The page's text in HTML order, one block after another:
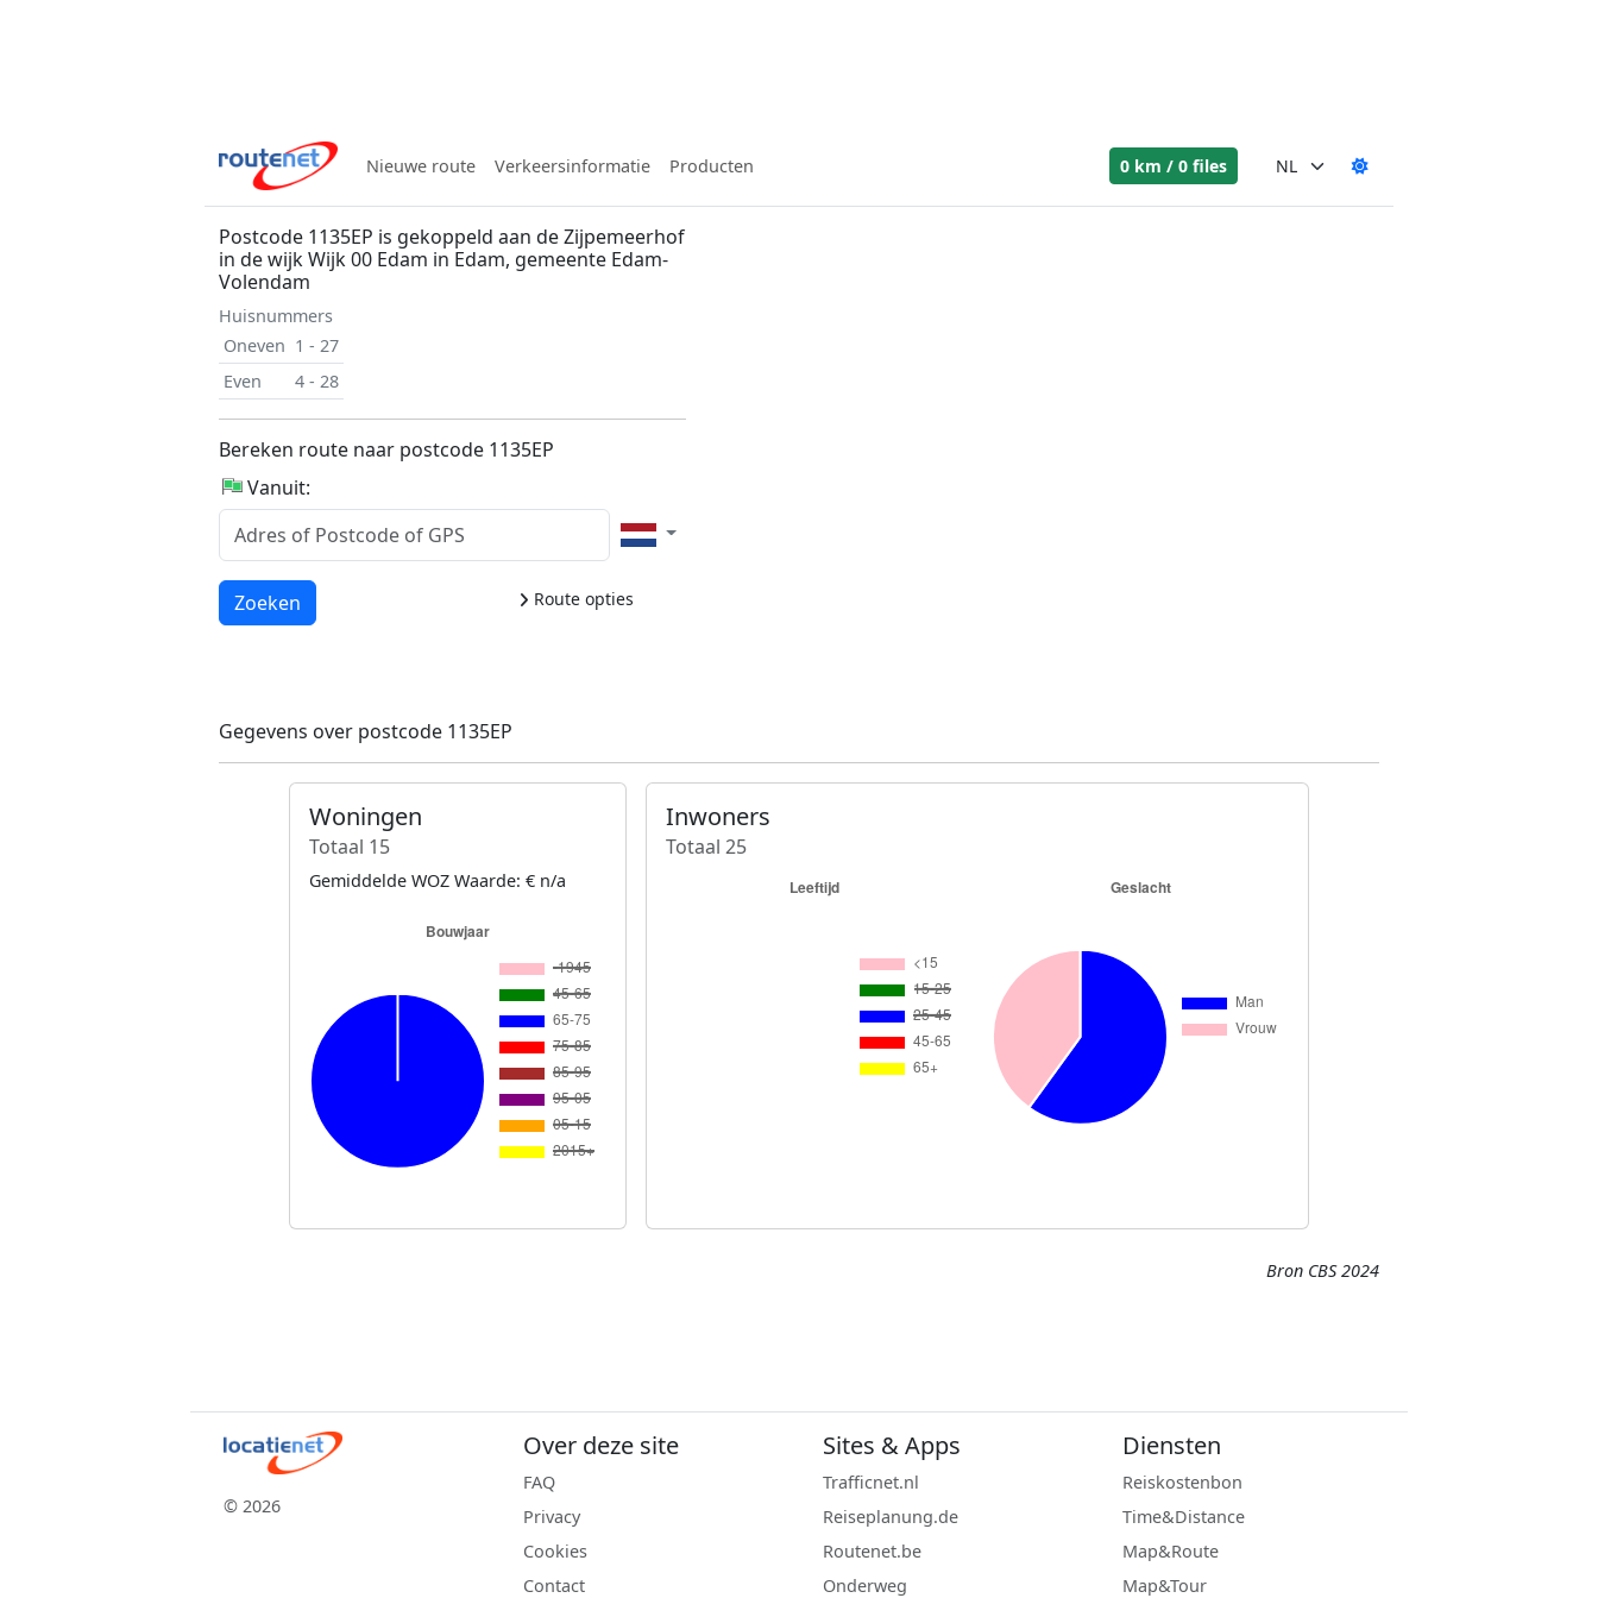
Nieuwe route Verkeersinformatie Producten 0 km / 0 files
Postcode 1135EP is gekoppeld aan de Zijpemeerhof
in de wijk Wijk 00 Edam in Edam, gemeente Edam-
Volendam
Huisnummers
Oneven 1 - 27
Even
4 - 28
Bereken route naar postcode 1135EP
Vanuit:
Route opties
Laden...
Zoeken
Gegevens over postcode 1135EP
Woningen
Totaal 15
Gemiddelde WOZ Waarde: € n/a
Inwoners
Totaal 25
Bron CBS 2024
© 2026
Over deze site
FAQ
Privacy
Cookies
Contact
Sites & Apps
Trafficnet.nl
Reiseplanung.de
Routenet.be
Onderweg
Diensten
Reiskostenbon
Time&Distance
Map&Route
Map&Tour